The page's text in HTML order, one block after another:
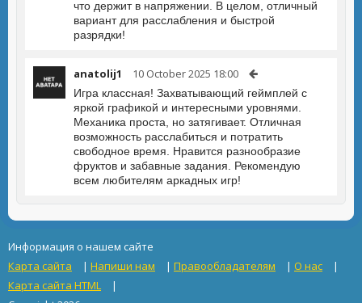
что держит в напряжении. В целом, отличный
вариант для расслабления и быстрой
разрядки!
anatolij1 10 October 2025 18:00
Игра классная! Захватывающий геймплей с
яркой графикой и интересными уровнями.
Механика проста, но затягивает. Отличная
возможность расслабиться и потратить
свободное время. Нравится разнообразие
фруктов и забавные задания. Рекомендую
всем любителям аркадных игр!
Информация о нашем сайте
Карта сайта
| Напиши нам | Правообладателям | О нас
|
Карта сайта HTML
|